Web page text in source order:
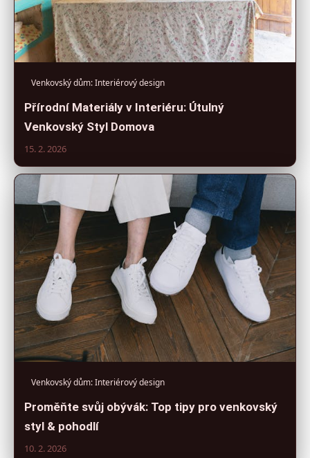
Venkovský dům: Interiérový design
Přírodní Materiály v Interiéru: Útulný
Venkovský Styl Domova
15. 2. 2026
Venkovský dům: Interiérový design
Proměňte svůj obývák: Top tipy pro venkovský
styl & pohodlí
10. 2. 2026